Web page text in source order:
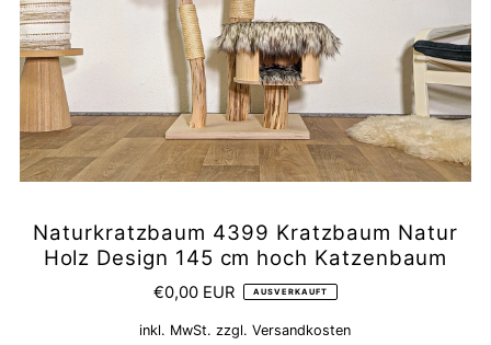
Naturkratzbaum 4399 Kratzbaum Natur
Holz Design 145 cm hoch Katzenbaum
€0,00 EUR AUSVERKAUFT
inkl. MwSt. zzgl.Versandkosten